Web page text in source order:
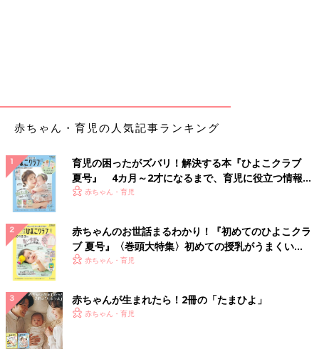
赤ちゃん・育児の人気記事ランキング
育児の困ったがズバリ！解決する本『ひよこクラブ
夏号』 4カ月～2才になるまで、育児に役立つ情報が
いっぱい！
赤ちゃん・育児
赤ちゃんのお世話まるわかり！『初めてのひよこクラ
ブ 夏号』〈巻頭大特集〉初めての授乳がうまくい
く！ おっぱい・ミルクの基本と夏のトラブル 解決テ
赤ちゃん・育児
赤ちゃんが生まれたら！2冊の「たまひよ」
赤ちゃん・育児